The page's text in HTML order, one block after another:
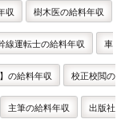
収 樹木医の給料年収
線運転士の給料年収 車
の給料年収 校正校閲の
主筆の給料年収 出版社